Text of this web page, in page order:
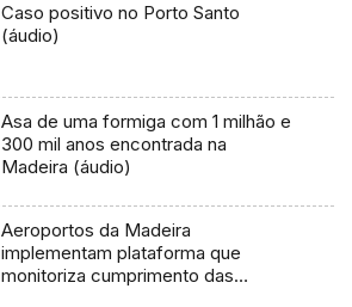
Caso positivo no Porto Santo
(áudio)
Asa de uma formiga com 1 milhão e
300 mil anos encontrada na
Madeira (áudio)
Aeroportos da Madeira
implementam plataforma que
monitoriza cumprimento das